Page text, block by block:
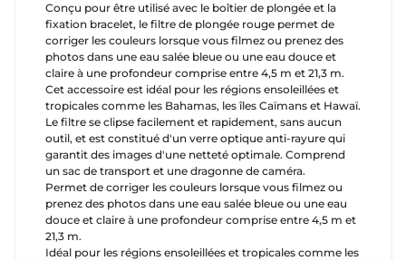
Conçu pour être utilisé avec le boîtier de plongée et la
fixation bracelet, le filtre de plongée rouge permet de
corriger les couleurs lorsque vous filmez ou prenez des
photos dans une eau salée bleue ou une eau douce et
claire à une profondeur comprise entre 4,5 m et 21,3 m.
Cet accessoire est idéal pour les régions ensoleillées et
tropicales comme les Bahamas, les îles Caïmans et Hawaï.
Le filtre se clipse facilement et rapidement, sans aucun
outil, et est constitué d'un verre optique anti-rayure qui
garantit des images d'une netteté optimale. Comprend
un sac de transport et une dragonne de caméra.
Permet de corriger les couleurs lorsque vous filmez ou
prenez des photos dans une eau salée bleue ou une eau
douce et claire à une profondeur comprise entre 4,5 m et
21,3 m.
Idéal pour les régions ensoleillées et tropicales comme les